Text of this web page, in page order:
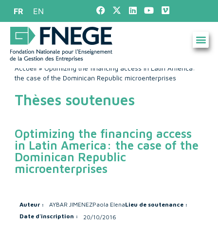
FR EN
Accueil » Optimizing the financing access in Latin America:
the case of the Dominican Republic microenterprises
Thèses soutenues
Optimizing the financing access
in Latin America: the case of the
Dominican Republic
microenterprises
Auteur : AYBAR JIMENEZPaola ElenaLieu de soutenance :
Date d'inscription :
20/10/2016